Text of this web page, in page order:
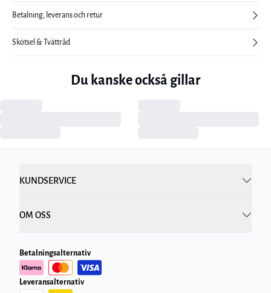
Betalning, leverans och retur
Skötsel & Tvättråd
Du kanske också gillar
KUNDSERVICE
OM OSS
Betalningsalternativ
Leveransalternativ